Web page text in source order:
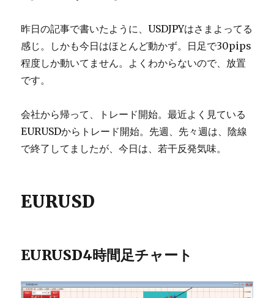
昨日の記事で書いたように、USDJPYはさまよってる
感じ。しかも今日はほとんど動かず。日足で30pips
程度しか動いてません。よくわからないので、放置
です。
会社から帰って、トレード開始。最近よく見ている
EURUSDからトレード開始。先週、先々週は、陰線
で終了してましたが、今日は、若干反発気味。
EURUSD
EURUSD4時間足チャート